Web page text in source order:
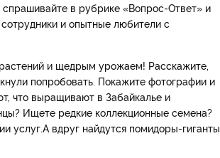
в рубрике «Вопрос-Ответ» и
и опытные любители с
и щедрым урожаем! Расскажите,
попробовать. Покажите фотографии и
что выращивают в Забайкалье и
Ищете редкие коллекционные семена?
услуг.А вдруг найдутся помидоры-гиганты